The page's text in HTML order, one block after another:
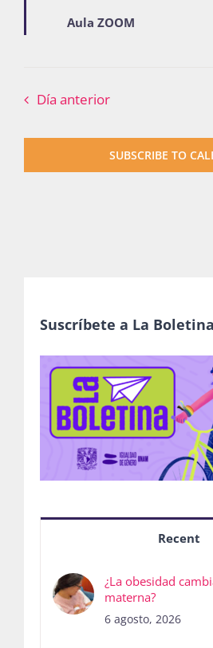
Aula ZOOM
Día anterior
SUBSCRIBE TO
Suscríbete a La Boletina
Recent
¿La obesidad
materna?
6 agosto, 2026